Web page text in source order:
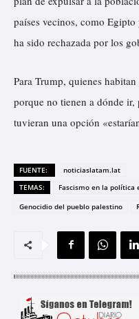
países vecinos, como
ha sido rechazada por los
Para Trump, quienes
porque no tienen a dónde
tuvieran una opción
FUENTE:
noticiaslatam.lat
TEMAS:
Fascismo en la política
Genocidio del pueblo palestino